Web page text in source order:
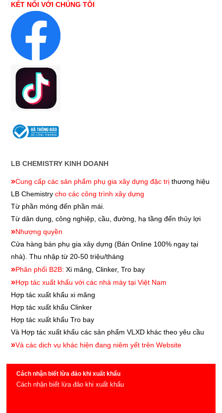
Cách nhận biết lừa đảo khi xuất khẩu
Cách nhận biết lừa đảo khi xuất khẩu
KẾT NỐI VỚI CHÚNG TÔI
LB CHEMISTRY KINH DOANH
»Cung cấp các sản phẩm phụ gia xây dựng đặc trị thương hiệu
LB Chemistrycho các công trình xây dựng
Từ phần móng đến phần mái.
Từ dân dụng, công nghiệp, cầu, đường, hạ tầng đến thủy lợi
»Nhượng quyền
Cửa hàng bán phụ gia xây dựng (Bán Online 100% ngay tại
nhà). Thu nhập từ 20-50 triệu/tháng
»Phân phối B2B: Xi măng, Clinker, Tro bay
»Hợp tác xuất khẩu với các nhà máy tại Việt Nam
Hợp tác xuất khẩu xi măng
Hợp tác xuất khẩu Clinker
Hợp tác xuất khẩu Tro bay
Và Hợp tác xuất khẩu các sản phẩm VLXD khác theo yêu cầu
»Và các dịch vụ khác hiện đang niêm yết trên Website